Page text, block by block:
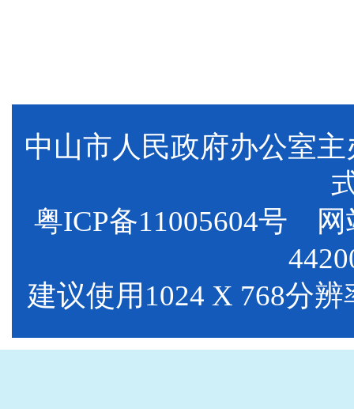
中山市人民政府办公
粤ICP备11005604号 网
建议使用1024 X 768分